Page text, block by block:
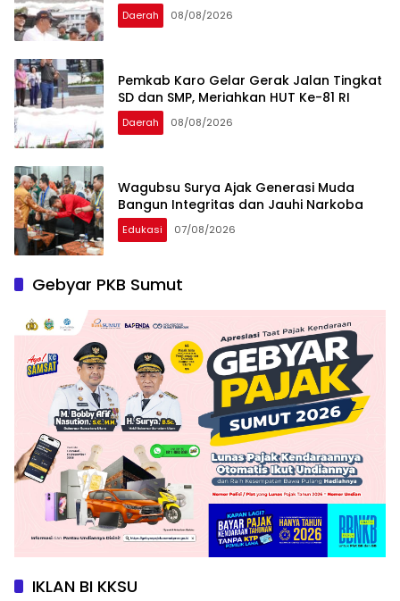
Daerah 08/08/2026
Pemkab Karo Gelar Gerak Jalan Tingkat
SD dan SMP, Meriahkan HUT Ke-81 RI
Daerah 08/08/2026
Wagubsu Surya Ajak Generasi Muda
Bangun Integritas dan Jauhi Narkoba
Edukasi 07/08/2026
Gebyar PKB Sumut
IKLAN BI KKSU